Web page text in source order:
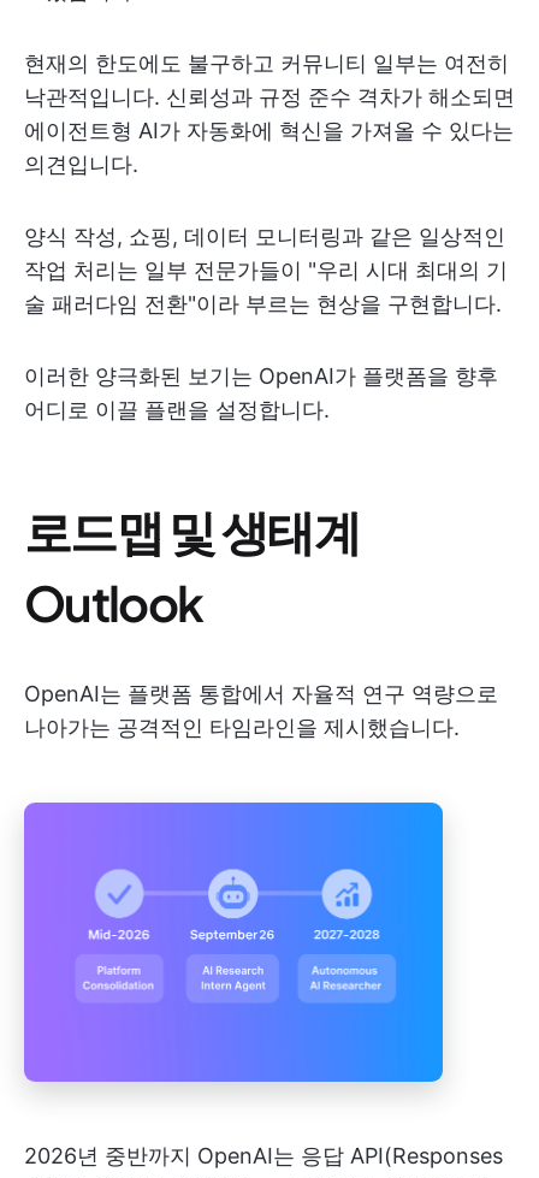
현재의 한도에도 불구하고 커뮤니티 일부는 여전히
낙관적입니다. 신뢰성과 규정 준수 격차가 해소되면
에이전트형 AI가 자동화에 혁신을 가져올 수 있다는
의견입니다.
양식 작성, 쇼핑, 데이터 모니터링과 같은 일상적인
작업 처리는 일부 전문가들이 "우리 시대 최대의 기
술 패러다임 전환"이라 부르는 현상을 구현합니다.
이러한 양극화된 보기는 OpenAI가 플랫폼을 향후
어디로 이끌 플랜을 설정합니다.
로드맵 및 생태계
Outlook
OpenAI는 플랫폼 통합에서 자율적 연구 역량으로
나아가는 공격적인 타임라인을 제시했습니다.
2026년 중반까지 OpenAI는 응답 API(Responses